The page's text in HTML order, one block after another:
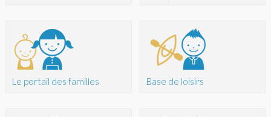
Le portail des familles Base de loisirs